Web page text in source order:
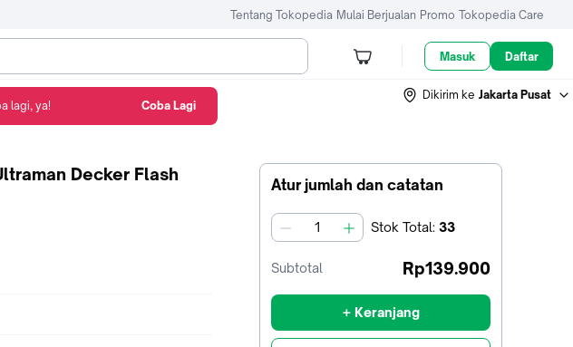
Tentang Tokopedia Mulai Berjualan Promo Tokopedia Care
Masuk Daftar
Dikirim ke Jakarta Pusat
Atur jumlah dan catatan
jumlah Stok Total: 33
Subtotal Rp139.900
+ Keranjang
Decker Flash
lagi, ya! Coba Lagi